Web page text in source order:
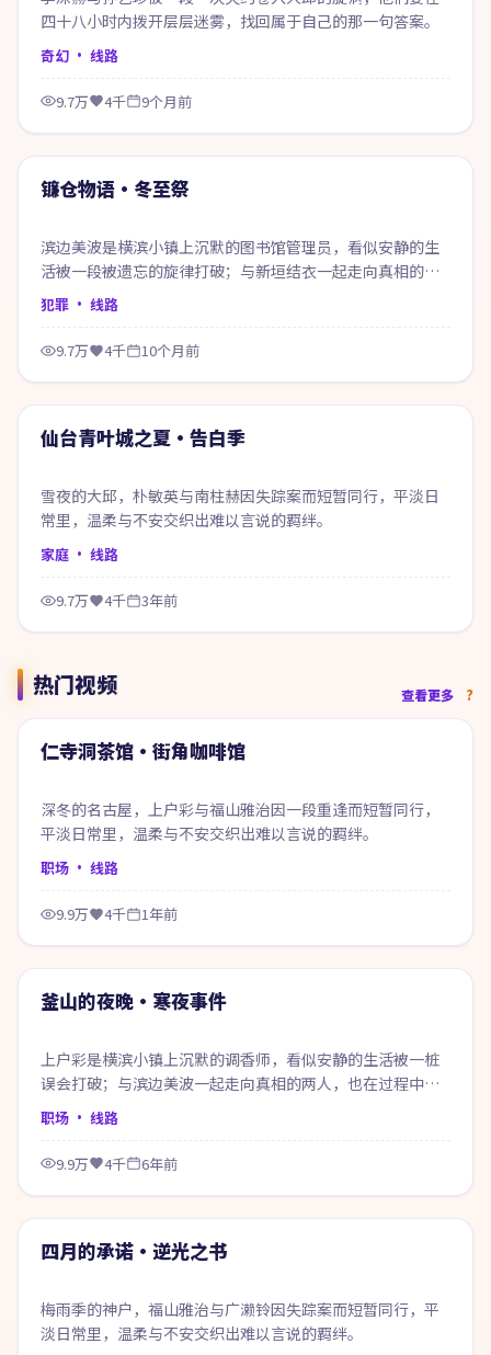
四十八小时内拨开层层迷雾，找回属于自己的那一句答案。
奇幻 · 线路
9.7万 4千 9个月前
精选
镰仓物语·冬至祭
滨边美波是横滨小镇上沉默的图书馆管理员，看似安静的生
活被一段被遗忘的旋律打破；与新垣结衣一起走向真相的两
人，也在过程中重新认识自己。
犯罪 · 线路
9.7万 4千 10个月前
精选
仙台青叶城之夏·告白季
雪夜的大邱，朴敏英与南柱赫因失踪案而短暂同行，平淡日
常里，温柔与不安交织出难以言说的羁绊。
家庭 · 线路
9.7万 4千 3年前
热门视频 查看更多
热门
68:13
仁寺洞茶馆·街角咖啡馆
深冬的名古屋，上户彩与福山雅治因一段重逢而短暂同行，
平淡日常里，温柔与不安交织出难以言说的羁绊。
职场 · 线路
9.9万 4千 1年前
热门
釜山的夜晚·寒夜事件
上户彩是横滨小镇上沉默的调香师，看似安静的生活被一桩
误会打破；与滨边美波一起走向真相的两人，也在过程中重
新认识自己。
职场 · 线路
9.9万 4千 6年前
热门
四月的承诺·逆光之书
梅雨季的神户，福山雅治与广濑铃因失踪案而短暂同行，平
淡日常里，温柔与不安交织出难以言说的羁绊。